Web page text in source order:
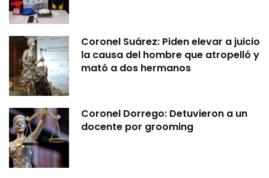
Coronel Suárez: Piden elevar a juicio
la causa del hombre que atropelló y
mató a dos hermanos
Coronel Dorrego: Detuvieron a un
docente por grooming